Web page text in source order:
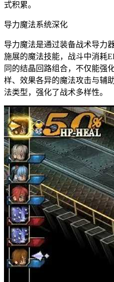
式积累。
导力魔法系统深化
导力魔法是通过装备战术导力
施展的魔法技能，战斗中消耗
同的结晶回路组合，不仅能强
样、效果各异的魔法攻击与辅
法类型，强化了战术多样性。